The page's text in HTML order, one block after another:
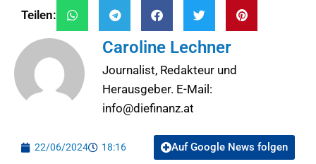
Teilen:
Caroline Lechner
Journalist, Redakteur und
Herausgeber. E-Mail:
info@diefinanz.at
22/06/2024 18:16 Auf Google News folgen